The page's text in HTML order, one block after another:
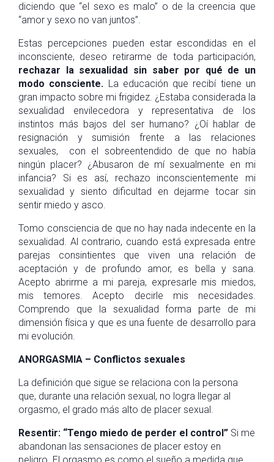
diciendo que “el sexo es malo” o de la creencia que
“amor y sexo no van juntos”.
Estas percepciones pueden estar escondidas en el
inconsciente, deseo retirarme de toda participación,
rechazar la sexualidad sin saber por qué de un
modo consciente. La educación que recibí tiene un
gran impacto sobre mi frigidez. ¿Estaba considerada la
sexualidad envilecedora y representativa de los
instintos más bajos del ser humano? ¿Oí hablar de
resignación y sumisión frente a las relaciones
sexuales, con el sobreentendido de que no había
ningún placer? ¿Abusaron de mí sexualmente en mi
infancia? Si es así, rechazo inconscientemente mi
sexualidad y siento dificultad en dejarme tocar sin
sentir miedo y asco.
Tomo consciencia de que no hay nada indecente en la
sexualidad. Al contrario, cuando está expresada entre
parejas consintientes que viven una relación de
aceptación y de profundo amor, es bella y sana.
Acepto abrirme a mi pareja, expresarle mis miedos,
mis temores. Acepto decirle mis necesidades.
Comprendo que la sexualidad forma parte de mi
dimensión física y que es una fuente de desarrollo para
mi evolución.
ANORGASMIA – Conflictos sexuales
La definición que sigue se relaciona con la persona
que, durante una relación sexual, no logra llegar al
orgasmo, el grado más alto de placer sexual.
Resentir: “Tengo miedo de perder el control” Si me
abandonan las sensaciones de placer estoy en